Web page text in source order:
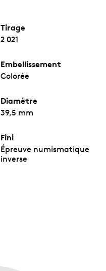
Tirage
2 021
Embellissement
Colorée
Diamètre
39,5 mm
Fini
Épreuve numismatique
inverse